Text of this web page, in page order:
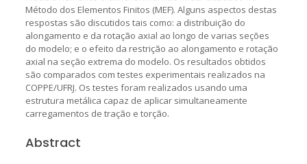
Método dos Elementos Finitos (MEF). Alguns aspectos destas
respostas são discutidos tais como: a distribuição do
alongamento e da rotação axial ao longo de varias seções
do modelo; e o efeito da restrição ao alongamento e rotação
axial na seção extrema do modelo. Os resultados obtidos
são comparados com testes experimentais realizados na
COPPE/UFRJ. Os testes foram realizados usando uma
estrutura metálica capaz de aplicar simultaneamente
carregamentos de tração e torção.
Abstract